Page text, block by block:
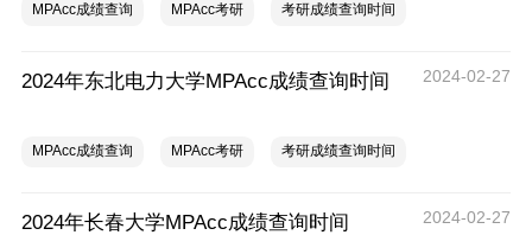
MPAcc成绩查询 MPAcc考研 考研成绩查询时间
2024年东北电力大学MPAcc成绩查询时间 2024-02-27
MPAcc成绩查询 MPAcc考研 考研成绩查询时间
2024年长春大学MPAcc成绩查询时间 2024-02-27